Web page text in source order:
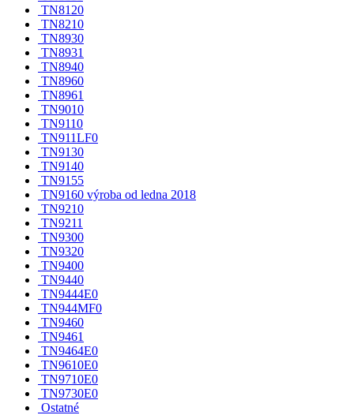
TN8120
TN8210
TN8930
TN8931
TN8940
TN8960
TN8961
TN9010
TN9110
TN911LF0
TN9130
TN9140
TN9155
TN9160 výroba od ledna 2018
TN9210
TN9211
TN9300
TN9320
TN9400
TN9440
TN9444E0
TN944MF0
TN9460
TN9461
TN9464E0
TN9610E0
TN9710E0
TN9730E0
Ostatné